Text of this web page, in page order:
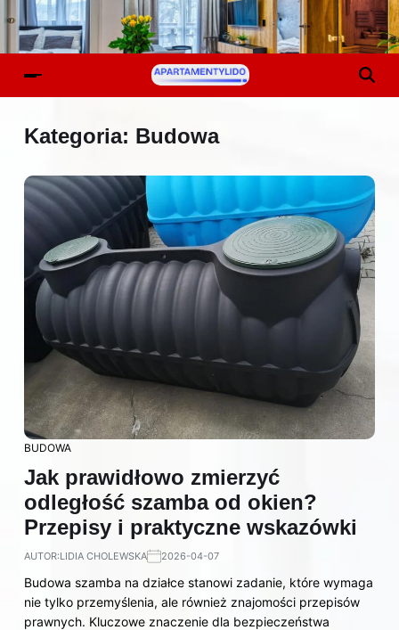
Kategoria: Budowa
BUDOWA
Jak prawidłowo zmierzyć
odległość szamba od okien?
Przepisy i praktyczne wskazówki
AUTOR:LIDIA CHOLEWSKA 2026-04-07
Budowa szamba na działce stanowi zadanie, które wymaga
nie tylko przemyślenia, ale również znajomości przepisów
prawnych. Kluczowe znaczenie dla bezpieczeństwa